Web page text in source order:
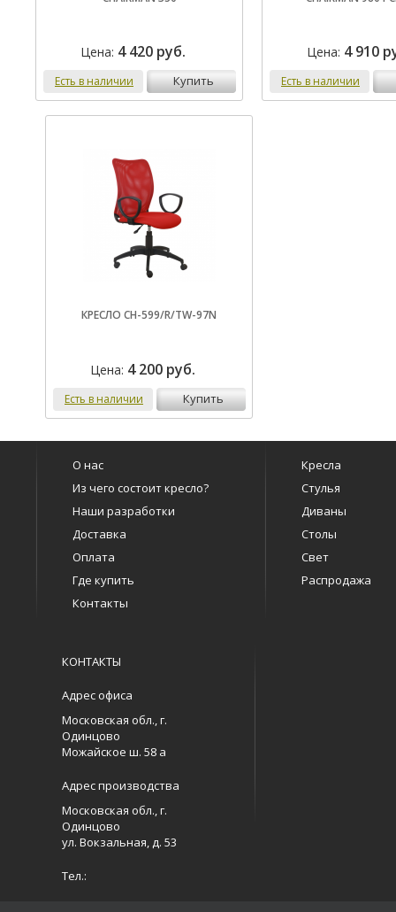
Цена: 4 420 руб.
Есть в наличии купить
Цена: 4 910
Есть в наличии
КРЕСЛО CH-599/R/TW-97N
Цена: 4 200 руб.
Есть в наличии купить
О нас
Из чего состоит кресло?
Наши разработки
Доставка
Оплата
Где купить
Контакты
Кресла
Стулья
Диваны
Столы
Свет
Распродажа
КОНТАКТЫ
Адрес офиса
Московская обл., г.
Одинцово
Можайское ш. 58 а
Адрес производства
Московская обл., г.
Одинцово
ул. Вокзальная, д. 53
Тел.: